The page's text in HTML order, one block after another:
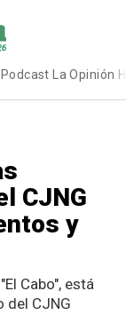
Podcast La Opinión
CJNG
y
Cabo", está
del CJNG